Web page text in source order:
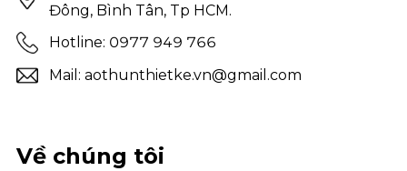
Về chúng tôi
Hotline: 0977 949 766
Mail: aothunthietke.vn@gmail.com
Đông, Bình Tân, Tp HCM.